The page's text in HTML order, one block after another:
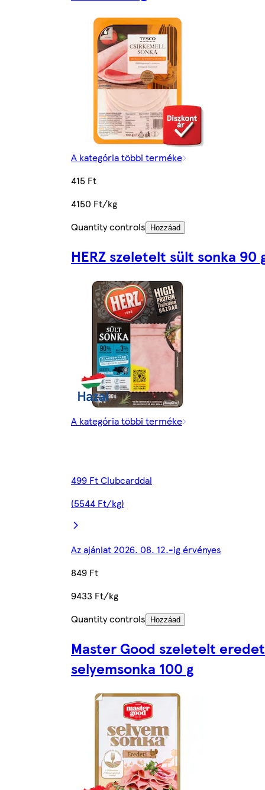
A kategória többi terméke
415 Ft
4150 Ft/kg
Quantity controls
Hozzáad
HERZ szeletelt sült sonka 90
A kategória többi terméke
499 Ft Clubcarddal
(5544 Ft/kg)
Az ajánlat 2026. 08. 12.-ig érvényes
849 Ft
9433 Ft/kg
Quantity controls
Hozzáad
Master Good szeletelt
selyemsonka 100 g